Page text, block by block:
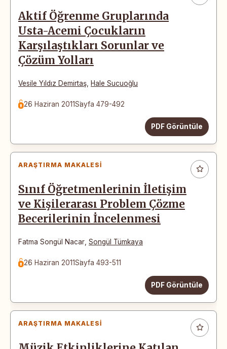
Aktif Öğrenme Gruplarında
Usta-Acemi Çocukların
Karşılaştıkları Sorunlar ve
Çözüm Yolları
Vesile Yıldız Demirtaş Hale Sucuoğlu
26 Haziran 2011Sayfa 479-492
PDF Görüntüle
ARAŞTIRMA MAKALESI
Sınıf Öğretmenlerinin İletişim
ve Kişilerarası Problem Çözme
Becerilerinin İncelenmesi
Fatma Songül Nacar Songül Tümkaya
26 Haziran 2011Sayfa 493-511
PDF Görüntüle
ARAŞTIRMA MAKALESI